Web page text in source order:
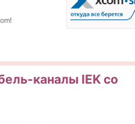
каналы IEK со